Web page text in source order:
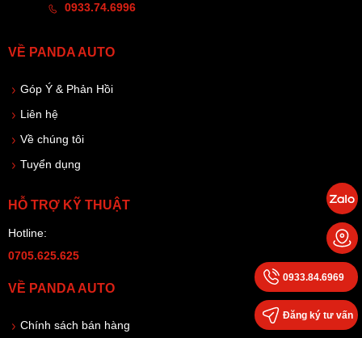
0933.74.6996
VỀ PANDA AUTO
Góp Ý & Phản Hồi
Liên hệ
Về chúng tôi
Tuyển dụng
HỖ TRỢ KỸ THUẬT
Hotline:
0705.625.625
VỀ PANDA AUTO
Chính sách bán hàng
0933.84.6969
Đăng ký tư vấn